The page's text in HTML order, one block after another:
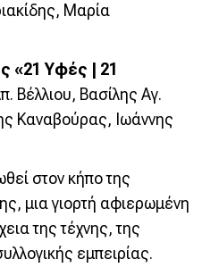
Μαρία
«21 Υφές | 21
Βέλλιου, Βασίλης Αγ.
Καναβούρας, Ιωάννης
στον κήπο της
μια γιορτή αφιερωμένη
της τέχνης, της
εμπειρίας.